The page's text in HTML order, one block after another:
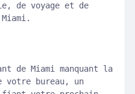
de voyage et de
de Miami manquant la
votre bureau, un